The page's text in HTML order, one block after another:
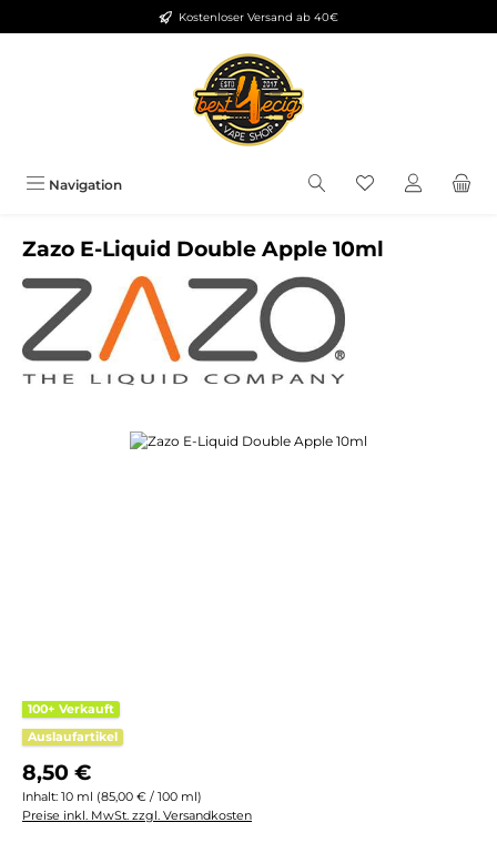
Zum Hauptinhalt springenKostenloser Versand ab 40€
Navigation Du hast 0
Zazo E-Liquid Double Apple 10ml
Bildergalerie überspringen
100+ Verkauft
Auslaufartikel
Regulärer Preis:
8,50 €
Inhalt: 10 ml (85,00 € / 100 ml)
Preise inkl. MwSt. zzgl. Versandkosten